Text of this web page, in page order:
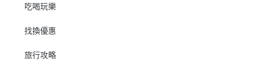
吃喝玩樂
找換優惠
旅行攻略